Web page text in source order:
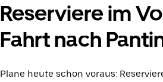
Reserviere im
Fahrt nach
Plane heute schon voraus: